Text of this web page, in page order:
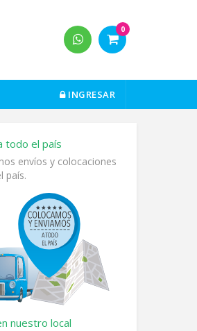
0
INGRESAR
todo el país
envíos y colocaciones
país.
nuestro local